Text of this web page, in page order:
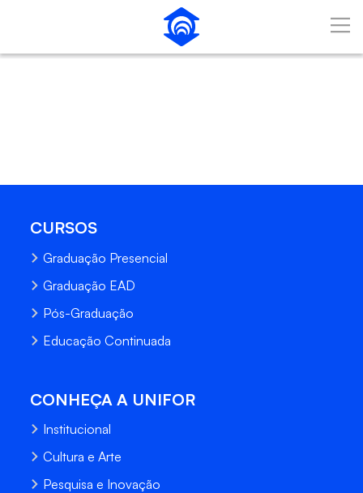
Pular para o Conteúdo principal
CURSOS
Graduação Presencial
Graduação EAD
Pós-Graduação
Educação Continuada
CONHEÇA A UNIFOR
Institucional
Cultura e Arte
Pesquisa e Inovação